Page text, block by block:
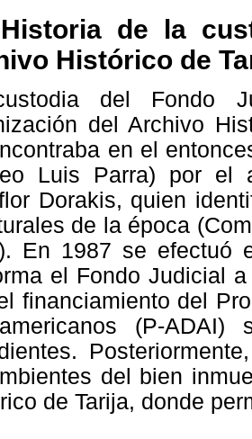
de la
Histórico de
del Fondo
del Archivo
en el
Luis Parra) por el
Dorakis, quien
de la época
En 1987 se efectuó
el Fondo Judicial
financiamiento del
(P-
del bien
de Tarija, donde